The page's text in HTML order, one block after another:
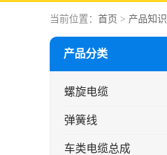
当前位置： 首页 > 产品知识
产品分类
螺旋电缆
弹簧线
车类电缆总成